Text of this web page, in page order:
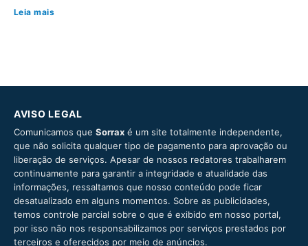
Leia mais
AVISO LEGAL
Comunicamos que Sorrax é um site totalmente independente,
que não solicita qualquer tipo de pagamento para aprovação ou
liberação de serviços. Apesar de nossos redatores trabalharem
continuamente para garantir a integridade e atualidade das
informações, ressaltamos que nosso conteúdo pode ficar
desatualizado em alguns momentos. Sobre as publicidades,
temos controle parcial sobre o que é exibido em nosso portal,
por isso não nos responsabilizamos por serviços prestados por
terceiros e oferecidos por meio de anúncios.